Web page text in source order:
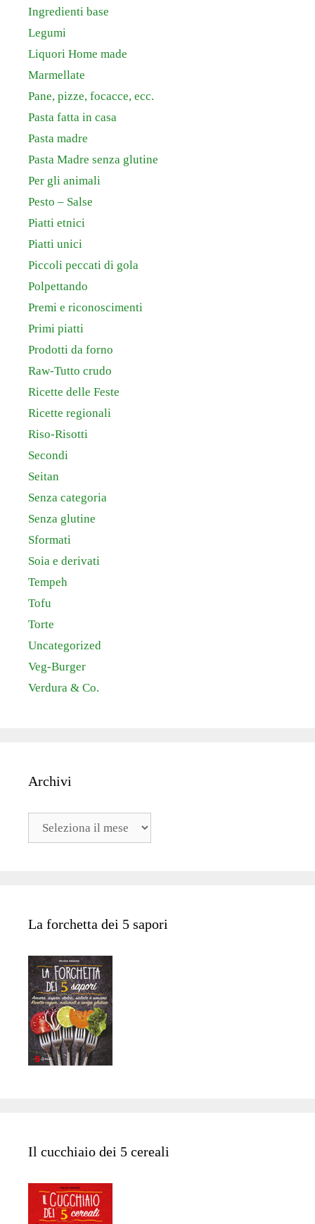
Ingredienti base
Legumi
Liquori Home made
Marmellate
Pane, pizze, focacce, ecc.
Pasta fatta in casa
Pasta madre
Pasta Madre senza glutine
Per gli animali
Pesto – Salse
Piatti etnici
Piatti unici
Piccoli peccati di gola
Polpettando
Premi e riconoscimenti
Primi piatti
Prodotti da forno
Raw-Tutto crudo
Ricette delle Feste
Ricette regionali
Riso-Risotti
Secondi
Seitan
Senza categoria
Senza glutine
Sformati
Soia e derivati
Tempeh
Tofu
Torte
Uncategorized
Veg-Burger
Verdura & Co.
Archivi
Archivi
La forchetta dei 5 sapori
Il cucchiaio dei 5 cereali